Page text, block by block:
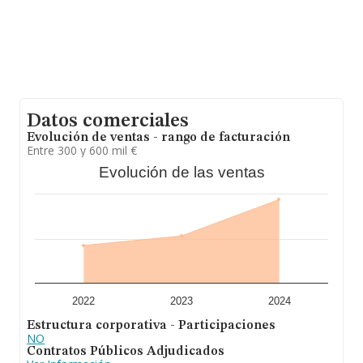
Datos comerciales
Evolución de ventas - rango de facturación
Entre 300 y 600 mil €
Evolución de las ventas
2022 2023 2024
Estructura corporativa - Participaciones
NO
Contratos Públicos Adjudicados